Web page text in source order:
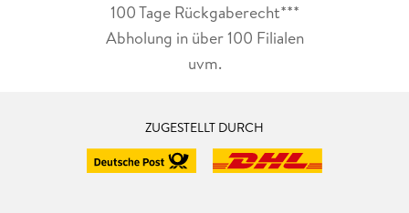
100 Tage Rückgaberecht***
Abholung in über 100 Filialen
uvm.
ZUGESTELLT DURCH